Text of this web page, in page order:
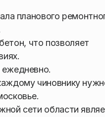
планового
что позволяет
ежедневно.
чиновнику
сети области